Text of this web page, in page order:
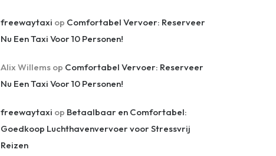
freewaytaxi op Comfortabel Vervoer: Reserveer
Nu Een Taxi Voor 10 Personen!
Alix Willems op Comfortabel Vervoer: Reserveer
Nu Een Taxi Voor 10 Personen!
freewaytaxi op Betaalbaar en Comfortabel:
Goedkoop Luchthavenvervoer voor Stressvrij
Reizen